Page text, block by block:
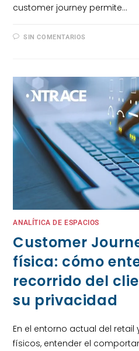
customer journey permite…
SIN COMENTARIOS
ANALÍTICA DE ESPACIOS
Customer
física: cómo
recorrido del
su privacidad
En el entorno actual del
físicos, entender el